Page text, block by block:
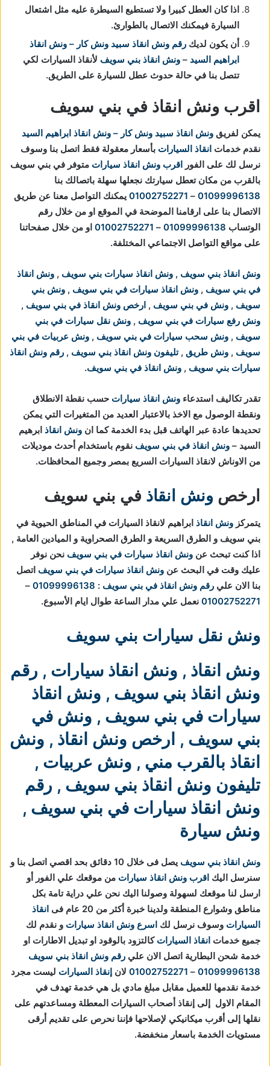
اذا كان العطل كبيرا ولا تستطيع السيطرة عليه مثل اشتعال
السيارة فيمكنك الاتصال بالطوارئ.
أن يكون لديك رقم ونش انقاذ سبيد ونش كار – ونش انقاذ
ابراهيم السيد – ونش انقاذ بني سويف لأنقاذ السيارات لكي
تتصل بنا في حالة حدوث عطل للسيارة على الطريق.
اقرب ونش انقاذ في بني سويف
يمكن لفريق ونش انقاذ سبيد ونش كار – ونش انقاذ ابراهيم السيد
نقدم خدمات انقاذ السيارات بأسعار معقولة فقط اتصل بنا وسوف
نرسل لك على الفور
اقرب ونش انقاذ سيارات متوفر في بني سويف
بالقرب من مكان تعطل سيارتك نجعلها سهلة باتصالك بنا
01099996138
–
01002752271 يمكنك التواصل معنا عن طريق
الاتصال بنا على ارقامنا الموضحة في الموقع او من خلال رقم
الوتساب 01099996138
–
01002752271 او من خلال صفحاتنا
على مواقع التواصل الاجتماعي المختلفة.
ونش انقاذ بني سويف , ونش انقاذ سيارات بني سويف , ونش انقاذ
في بني سويف , ونش انقاذ سيارات في بني سويف , ونش بني
سويف , ونش في بني سويف , ارخص ونش انقاذ في بني سويف ,
ونش رفع سيارات في بني سويف , ونش نقل سيارات في بني
سويف , ونش سحب سيارات في بني سويف , ونش عربيات في بني
سويف , ونش طريق ,تليفون ونش انقاذ بني سويف , رقم ونش انقاذ
سيارات بني سويف , ونش انقاذ في بني سويف.
تقدر تكاليف استدعاء ونش انقاذ سيارات حسب نقطة الانطلاق
ونقطة الوصول مع الاخذ بالاعتبار العديد من المتغيرات التي يمكن
تحديدها عادة عبر الهاتف قبل بدء الخدمة كما ان ونش انقاذ ابرهيم
السيد – ونش انقاذ في بني سويف نقوم باستخدام أحدث موديلات
من الاوناش لانقاذ السيارات السريع بمصر وجميع المحافظات.
ارخص ونش انقاذ في بني سويف
يتمركز ونش انقاذ ابراهيم لانقاذ السيارات في المناطق الحيوية في
بني سويف و الطرق السريعة و الطرق الصحراوية و الميادين العامة ,
اذا كنت تبحث عن ونش انقاذ سيارات في بني سويف نحن نوفر
عليك وقت في البحث عن ونش انقاذ سيارات في بني سويف اتصل
بنا الان علي رقم ونش انقاذ في بني سويف :
01099996138
–
01002752271 نعمل علي مدار الساعة طوال ايام الأسبوع.
ونش نقل سيارات بني سويف
ونش انقاذ , ونش انقاذ سيارات , رقم
ونش انقاذ بني سويف , ونش انقاذ
سيارات في بني سويف , ونش في
بني سويف , ارخص ونش انقاذ , ونش
انقاذ بالقرب مني , ونش عربيات ,
تليفون ونش انقاذ بني سويف , رقم
ونش انقاذ سيارات في بني سويف ,
ونش سيارة
ونش انقاذ بني سويف
يصل فى خلال 10 دقائق بحد اقصي اتصل بنا و
سنرسل اليك اقرب ونش انقاذ سيارات من موقعك علي الفور أو
ارسل لنا موقعك لسهولة وصولنا اليك نحن علي دراية تامة بكل
مناطق وشوارع المنطقة ولدينا خبرة أكثر من 20 عام فى
انقاذ
السيارات وسوف نرسل لك اسرع ونش انقاذ سيارات و نقدم لك
جميع خدمات انقاذ السيارات كالتزود بالوقود او تبديل الاطارات او
خدمة شحن البطارية اتصل الان علي رقم ونش انقاذ بني سويف
01099996138
–
01002752271 لان إنقاذ السيارات ليست مجرد
خدمة نقدمها للعميل مقابل مبلغ مادي بل هي خدمة تهدف في
المقام الاول إلى إنقاذ أصحاب السيارات المعطلة ومساعدتهم على
نقلها إلى أقرب ميكانيكي لإصلاحها فإننا نحرص على تقديم أرقى
مستويات الخدمة باسعار منخفضة.